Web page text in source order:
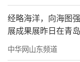
经略海洋，向海图
展成果展昨日在青
中华网山东频道